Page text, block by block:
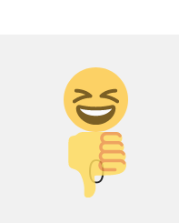
Дикий
смех!
0
Палец
вниз!